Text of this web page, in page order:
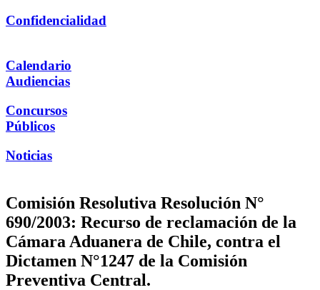
Confidencialidad
Calendario
Audiencias
Concursos
Públicos
Noticias
Comisión Resolutiva Resolución N°
690/2003: Recurso de reclamación de la
Cámara Aduanera de Chile, contra el
Dictamen N°1247 de la Comisión
Preventiva Central.